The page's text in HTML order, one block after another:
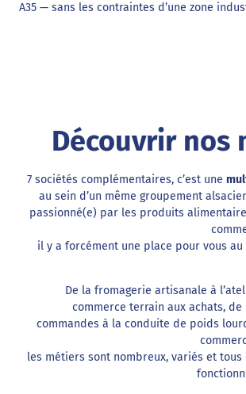
A35 — sans les contraintes d’une zone
Découvrir nos
7 sociétés complémentaires, c’est une
au sein d’un même groupement
passionné(e) par les produits
il y a forcément une place pour vous
De la fromagerie artisanale à
commerce terrain aux achats,
commandes à la conduite de poids
les métiers sont nombreux, variés et tous